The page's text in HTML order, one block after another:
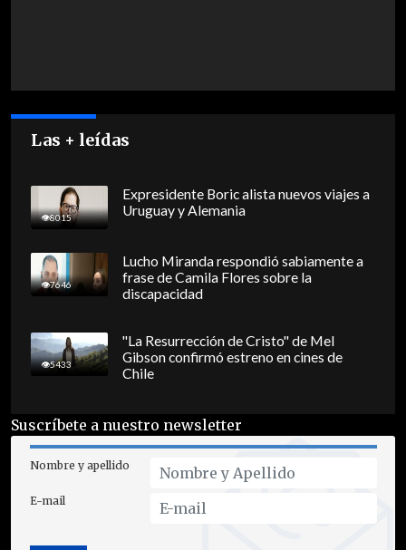
Las + leídas
8015
Expresidente Boric alista nuevos viajes a
Uruguay y Alemania
7646
Lucho Miranda respondió sabiamente a
frase de Camila Flores sobre la
discapacidad
5433
"La Resurrección de Cristo" de Mel
Gibson confirmó estreno en cines de
Chile
Suscríbete a nuestro newsletter
Nombre y apellido
E-mail